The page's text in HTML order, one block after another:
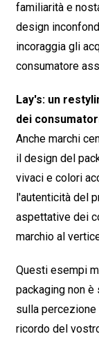
familiarità e
design
incoraggia gli
consumatore
Lay's: un
dei
Anche marchi
il design del
vivaci e colori
l'autenticità del
aspettative dei
marchio al
Questi esempi
packaging non
sulla
ricordo del